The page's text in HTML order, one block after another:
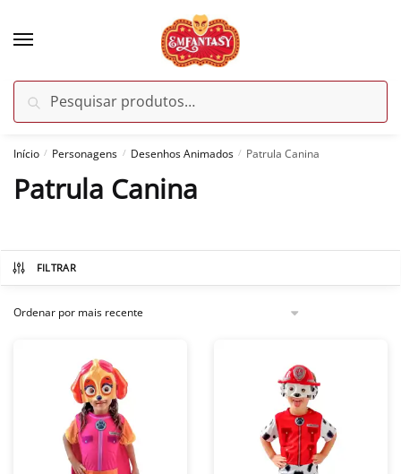
por:
Pesquisar
Início / Personagens / Desenhos Animados / Patrula Canina
Patrula Canina
FILTRAR